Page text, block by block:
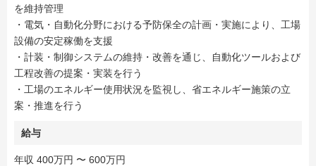
を維持管理
・電気・自動化分野における予防保全の計画・実施により、工場
設備の安定稼働を支援
・計装・制御システムの維持・改善を通じ、自動化ツールおよび
工程改善の提案・実装を行う
・工場のエネルギー使用状況を監視し、省エネルギー施策の立
案・推進を行う
給与
年収 400万円 〜 600万円